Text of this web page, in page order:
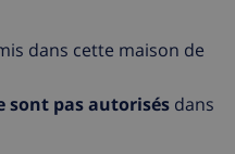
près de la maison.
"La Mar Salada".
la plage. A usage privé:
rectangulaire (11 x
intérieures. Pergola,
dans cette maison de
sont pas autorisés dans